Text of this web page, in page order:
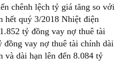
chênh lệch tỷ giá tăng so với
hết quý 3/2018 Nhiệt điện
tỷ đồng vay nợ thuê tài
đồng vay nợ thuê tài chính dài
và dài hạn lên đến 8.084 tỷ